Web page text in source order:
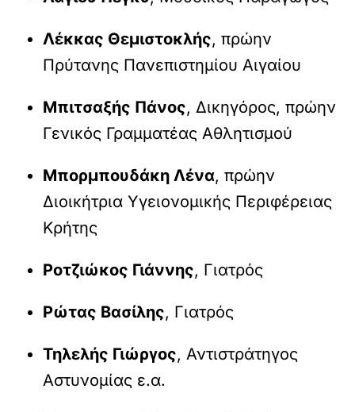
Λέκκας Θεμιστοκλής, πρώην
Πρύτανης Πανεπιστημίου Αιγαίου
Μπιτσαξής Πάνος, Δικηγόρος, πρώην
Γενικός Γραμματέας Αθλητισμού
Μπορμπουδάκη Λένα, πρώην
Διοικήτρια Υγειονομικής Περιφέρειας
Κρήτης
Ροτζιώκος Γιάννης, Γιατρός
Ρώτας Βασίλης, Γιατρός
Τηλελής Γιώργος, Αντιστράτηγος
Αστυνομίας ε.α.